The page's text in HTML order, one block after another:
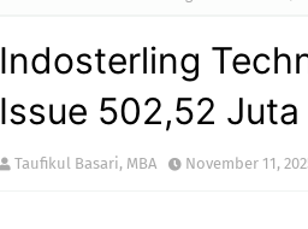
Indosterling
Issue 502,52
Taufikul Basari, MBA November 11,